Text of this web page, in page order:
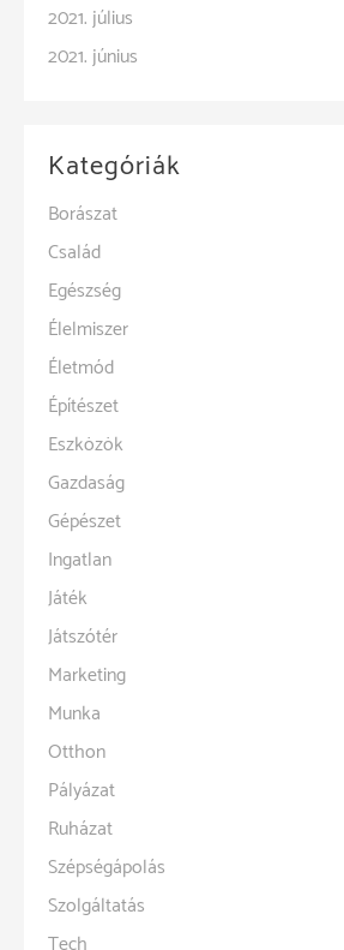
2021. július
2021. június
Kategóriák
Borászat
Család
Egészség
Élelmiszer
Életmód
Építészet
Eszközök
Gazdaság
Gépészet
Ingatlan
Játék
Játszótér
Marketing
Munka
Otthon
Pályázat
Ruházat
Szépségápolás
Szolgáltatás